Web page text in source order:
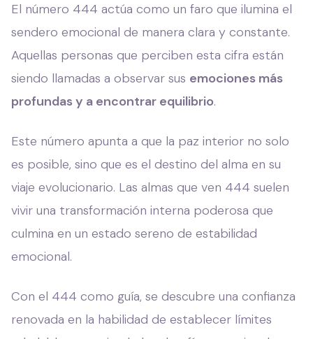
El número 444 actúa como un faro que ilumina el
sendero emocional de manera clara y constante.
Aquellas personas que perciben esta cifra están
siendo llamadas a observar sus emociones más
profundas y a encontrar equilibrio.
Este número apunta a que la paz interior no solo
es posible, sino que es el destino del alma en su
viaje evolucionario. Las almas que ven 444 suelen
vivir una transformación interna poderosa que
culmina en un estado sereno de estabilidad
emocional.
Con el 444 como guía, se descubre una confianza
renovada en la habilidad de establecer límites